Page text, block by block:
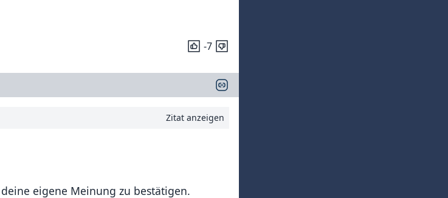
-7
Zitat anzeigen
eigene Meinung zu bestätigen.